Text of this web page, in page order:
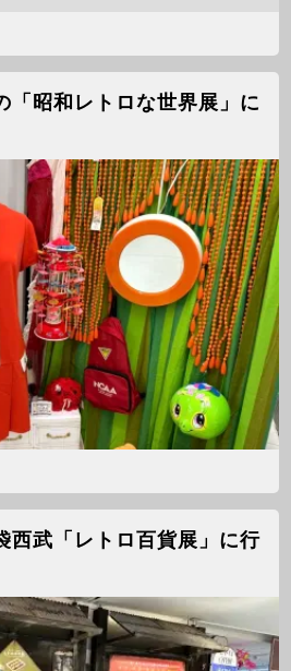
「昭和レトロな世界展」に
西武「レトロ百貨展」に行